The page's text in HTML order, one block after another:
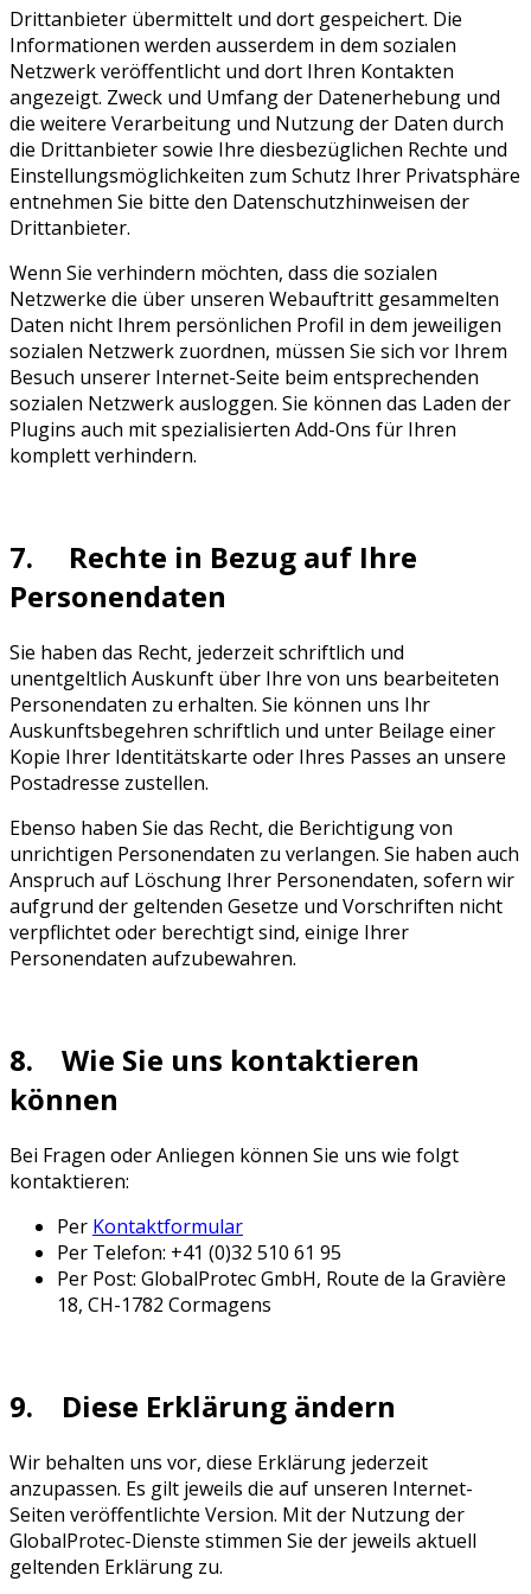
Drittanbieter übermittelt und dort gespeichert. Die
Informationen werden ausserdem in dem sozialen
Netzwerk veröffentlicht und dort Ihren Kontakten
angezeigt. Zweck und Umfang der Datenerhebung und
die weitere Verarbeitung und Nutzung der Daten durch
die Drittanbieter sowie Ihre diesbezüglichen Rechte und
Einstellungsmöglichkeiten zum Schutz Ihrer Privatsphäre
entnehmen Sie bitte den Datenschutzhinweisen der
Drittanbieter.
Wenn Sie verhindern möchten, dass die sozialen
Netzwerke die über unseren Webauftritt gesammelten
Daten nicht Ihrem persönlichen Profil in dem jeweiligen
sozialen Netzwerk zuordnen, müssen Sie sich vor Ihrem
Besuch unserer Internet-Seite beim entsprechenden
sozialen Netzwerk ausloggen. Sie können das Laden der
Plugins auch mit spezialisierten Add-Ons für Ihren
komplett verhindern.
7. Rechte in Bezug auf Ihre
Personendaten
Sie haben das Recht, jederzeit schriftlich und
unentgeltlich Auskunft über Ihre von uns bearbeiteten
Personendaten zu erhalten. Sie können uns Ihr
Auskunftsbegehren schriftlich und unter Beilage einer
Kopie Ihrer Identitätskarte oder Ihres Passes an unsere
Postadresse zustellen.
Ebenso haben Sie das Recht, die Berichtigung von
unrichtigen Personendaten zu verlangen. Sie haben auch
Anspruch auf Löschung Ihrer Personendaten, sofern wir
aufgrund der geltenden Gesetze und Vorschriften nicht
verpflichtet oder berechtigt sind, einige Ihrer
Personendaten aufzubewahren.
8. Wie Sie uns kontaktieren
können
Bei Fragen oder Anliegen können Sie uns wie folgt
kontaktieren:
Per Kontaktformular
Per Telefon: +41 (0)32 510 61 95
Per Post: GlobalProtec GmbH, Route de la Gravière
18, CH-1782 Cormagens
9. Diese Erklärung ändern
Wir behalten uns vor, diese Erklärung jederzeit
anzupassen. Es gilt jeweils die auf unseren Internet-
Seiten veröffentlichte Version. Mit der Nutzung der
GlobalProtec-Dienste stimmen Sie der jeweils aktuell
geltenden Erklärung zu.